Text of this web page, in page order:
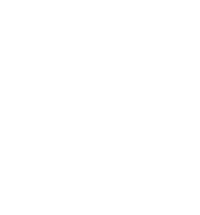
Seide36% Viskose